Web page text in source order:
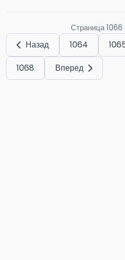
Страница
Назад 1064
1068
Вперед